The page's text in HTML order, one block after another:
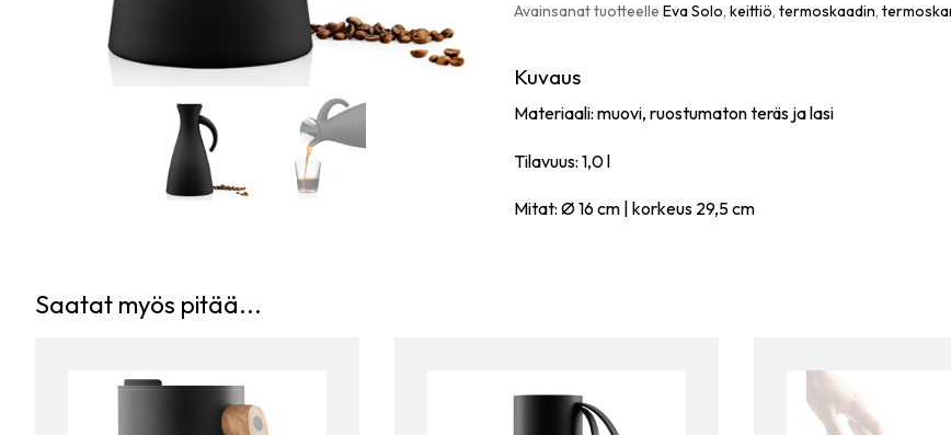
Avainsanat tuotteelleEva Solo,keittiö,termoskaadin,
Kuvaus
Materiaali: muovi, ruostumaton teräs ja lasi
Tilavuus: 1,0 l
Mitat: Ø 16 cm | korkeus 29,5 cm
Saatat myös pitää...